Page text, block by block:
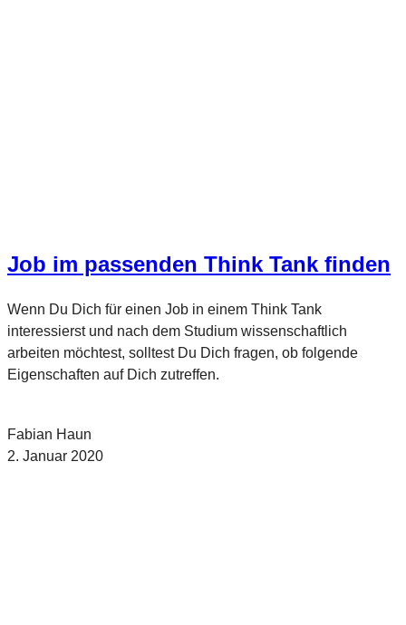
Job im passenden Think Tank finden
Wenn Du Dich für einen Job in einem Think Tank
interessierst und nach dem Studium wissenschaftlich
arbeiten möchtest, solltest Du Dich fragen, ob folgende
Eigenschaften auf Dich zutreffen.
Fabian Haun
2. Januar 2020